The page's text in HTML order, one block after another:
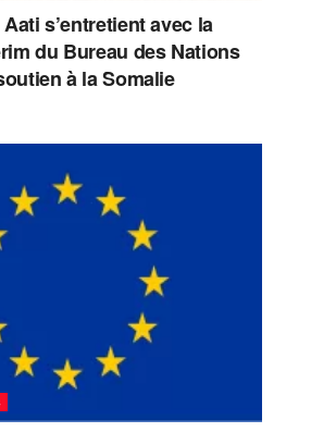
s’entretient avec la
du Bureau des Nations
à la Somalie